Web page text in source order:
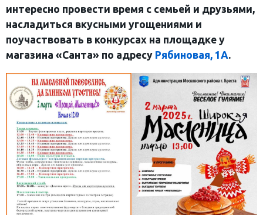
интересно провести время с семьей и друзьями,
насладиться вкусными угощениями и
поучаствовать в конкурсах на площадке у
магазина «Санта» по адресу Рябиновая, 1А.